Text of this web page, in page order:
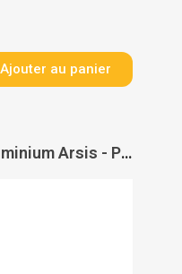
Ajouter au panier
Barre d'appui droite aluminium Arsis - PELLET